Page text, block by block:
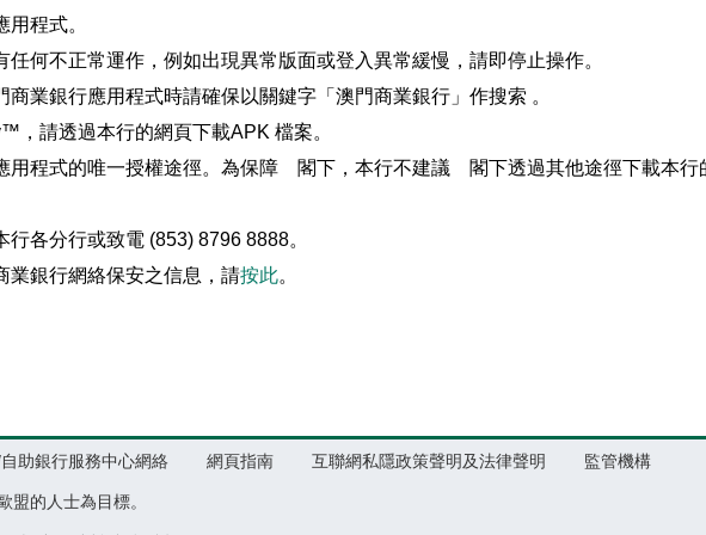
程式。
何不正常運作，例如出現異常版面或登入異常緩慢，請即停止操作。
業銀行應用程式時請確保以關鍵字「澳門商業銀行」作搜索 。
請透過本行的網頁下載APK 檔案。
用程式的唯一授權途徑。為保障 閣下，本行不建議 閣下透過其他途徑下載本行
各分行或致電 (853) 8796 8888。
銀行網絡保安之信息，請按此。
助銀行服務中心網絡 網頁指南 互聯網私隱政策聲明及法律聲明 監管機構
盟的人士為目標。